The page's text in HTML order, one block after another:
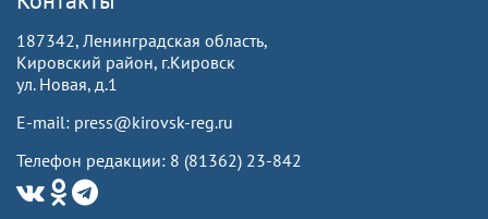
187342, Ленинградская область,
Кировский район, г.Кировск
ул. Новая, д.1
E-mail: press@kirovsk-reg.ru
Телефон редакции: 8 (81362) 23-842